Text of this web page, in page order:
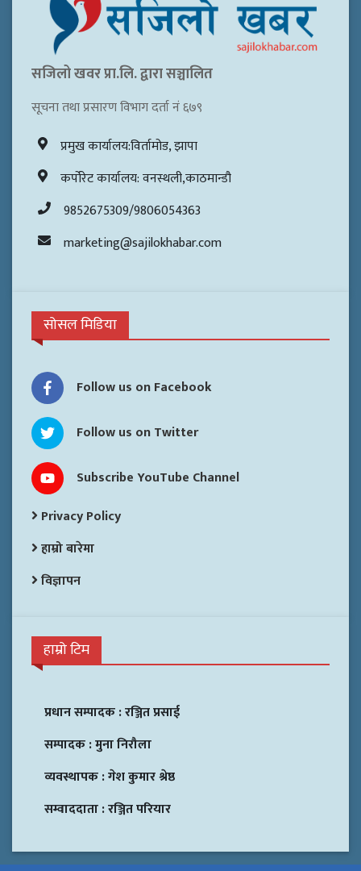
सजिलो खवर प्रा.लि. द्वारा सञ्चालित
सूचना तथा प्रसारण विभाग दर्ता नं ६७९
प्रमुख कार्यालय:विर्तामोड, झापा
कर्पोरेट कार्यालय: वनस्थली,काठमान्डौ
9852675309/9806054363
marketing@sajilokhabar.com
सोसल मिडिया
Follow us on Facebook
Follow us on Twitter
Subscribe YouTube Channel
Privacy Policy
हाम्रो बारेमा
विज्ञापन
हाम्रो टिम
प्रधान सम्पादक :रञ्जित प्रसाई
सम्पादक :मुना निरौला
व्यवस्थापक :गेश कुमार श्रेष्ठ
सम्वाददाता :रञ्जित परियार